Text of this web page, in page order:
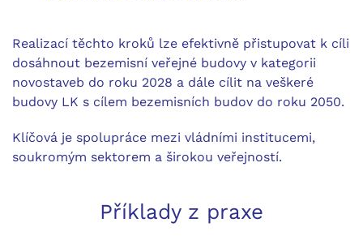
Realizací těchto kroků lze efektivně přistupovat k cíli
dosáhnout bezemisní veřejné budovy v kategorii
novostaveb do roku 2028 a dále cílit na veškeré
budovy LK s cílem bezemisních budov do roku 2050.
Klíčová je spolupráce mezi vládními institucemi,
soukromým sektorem a širokou veřejností.
Příklady z praxe